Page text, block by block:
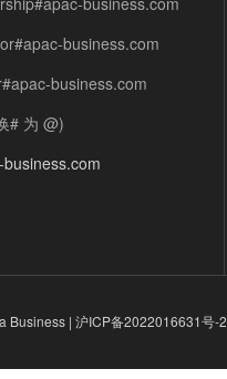
business.com
business.com
# 为 @)
Business | 沪ICP备2022016631号-2